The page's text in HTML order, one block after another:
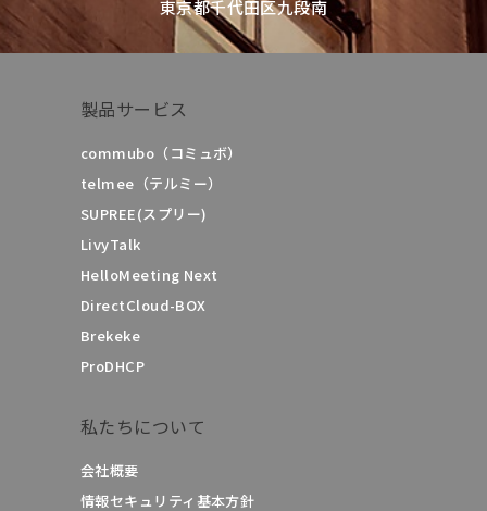
東京都千代田区九段南
製品サービス
commubo（コミュボ）
telmee（テルミー）
SUPREE(スプリー)
LivyTalk
HelloMeeting Next
DirectCloud-BOX
Brekeke
ProDHCP
私たちについて
会社概要
情報セキュリティ基本方針